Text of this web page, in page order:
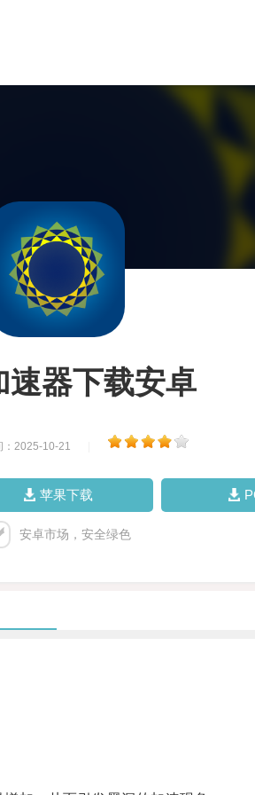
速器下载安卓
：2025-10-21
苹果下载
安卓市场，安全绿色